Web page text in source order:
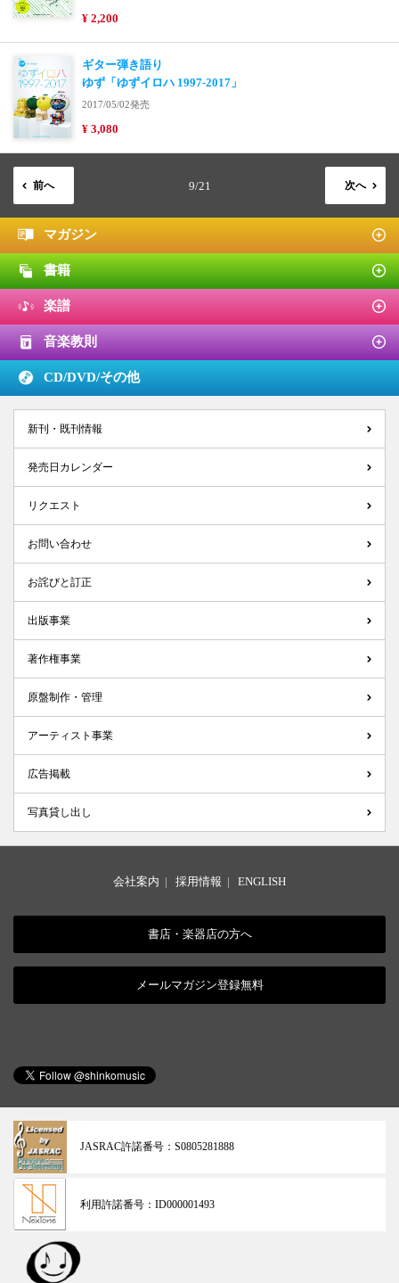
¥ 2,200
ギター弾き語り
ゆず「ゆずイロハ 1997-2017」
2017/05/02発売
¥ 3,080
前へ 9/21 次へ
マガジン
書籍
楽譜
音楽教則
CD/DVD/その他
新刊・既刊情報
発売日カレンダー
リクエスト
お問い合わせ
お詫びと訂正
出版事業
著作権事業
原盤制作・管理
アーティスト事業
広告掲載
写真貸し出し
会社案内 | 採用情報 | ENGLISH
書店・楽器店の方へ
メールマガジン登録無料
JASRAC許諾番号： S0805281888
利用許諾番号： ID000001493